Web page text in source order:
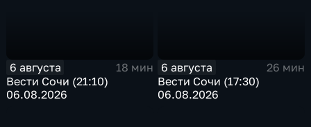
6 августа
18 мин
Вести Сочи (21:10)
06.08.2026
6 августа
26 мин
Вести Сочи (17:30)
06.08.2026